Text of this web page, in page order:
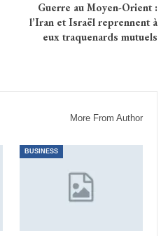
Guerre au Moyen-Orient :
l’Iran et Israël reprennent à
eux traquenards mutuels
More From Author
BUSINESS